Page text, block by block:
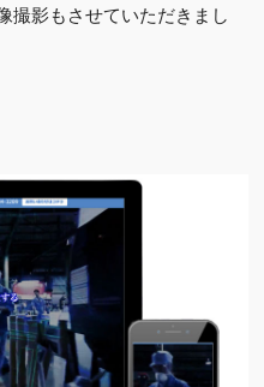
撮影もさせていただきまし